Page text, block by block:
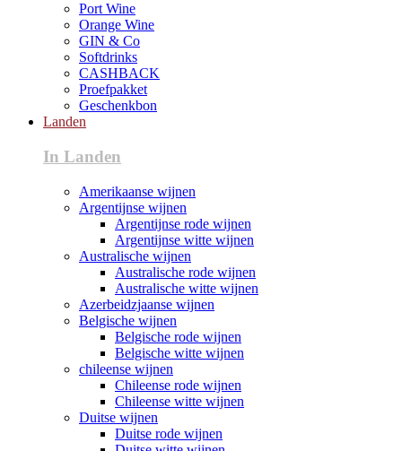
Port Wine
Orange Wine
GIN & Co
Softdrinks
CASHBACK
Proefpakket
Geschenkbon
Landen
In Landen
Amerikaanse wijnen
Argentijnse wijnen
Argentijnse rode wijnen
Argentijnse witte wijnen
Australische wijnen
Australische rode wijnen
Australische witte wijnen
Azerbeidzjaanse wijnen
Belgische wijnen
Belgische rode wijnen
Belgische witte wijnen
chileense wijnen
Chileense rode wijnen
Chileense witte wijnen
Duitse wijnen
Duitse rode wijnen